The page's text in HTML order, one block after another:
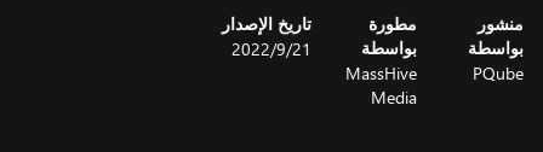
منشور
بواسطة
PQube
مطورة
بواسطة
MassHive
Media
تاريخ الإصدار
21‏/9‏/2022